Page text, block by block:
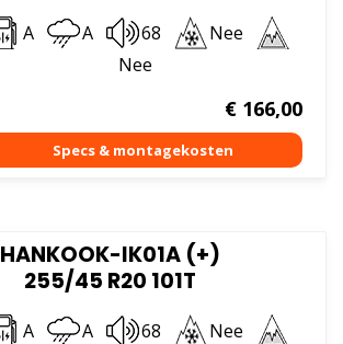
A A 68
Nee
Nee
€166,00
HANKOOK-IK01A (+)
255/45 R20 101T
A A 68
Nee